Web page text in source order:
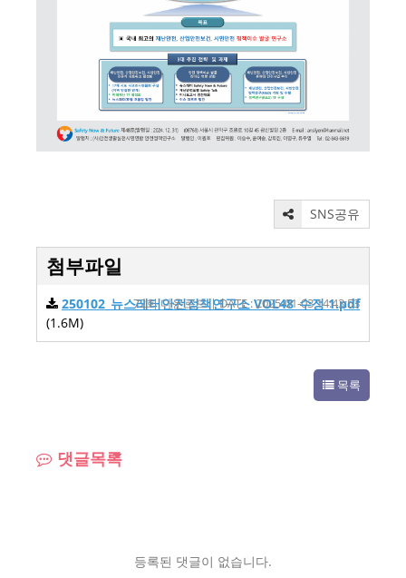
SNS공유
첨부파일
250102_뉴스레터안전정책연구소 VOL48_수정 1.pdf
(1.6M)
72회 다운로드 | DATE : 2025-01-03 14:43:53
목록
댓글목록
등록된 댓글이 없습니다.